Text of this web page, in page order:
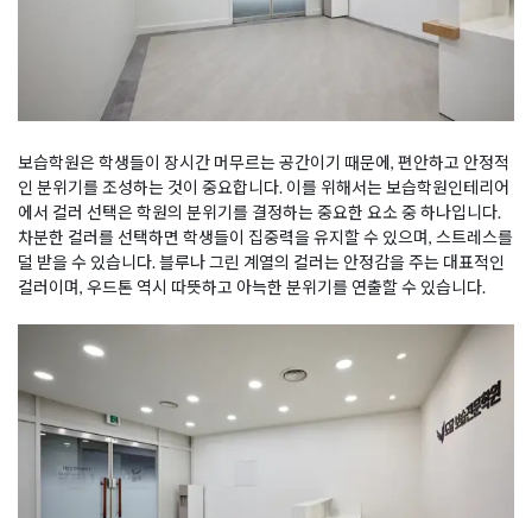
보습학원은 학생들이 장시간 머무르는 공간이기 때문에, 편안하고 안정적
인 분위기를 조성하는 것이 중요합니다. 이를 위해서는 보습학원인테리어
에서 컬러 선택은 학원의 분위기를 결정하는 중요한 요소 중 하나입니다.
차분한 컬러를 선택하면 학생들이 집중력을 유지할 수 있으며, 스트레스를
덜 받을 수 있습니다. 블루나 그린 계열의 컬러는 안정감을 주는 대표적인
컬러이며, 우드톤 역시 따뜻하고 아늑한 분위기를 연출할 수 있습니다.